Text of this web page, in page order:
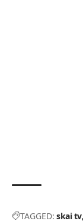
TAGGED: skai tv